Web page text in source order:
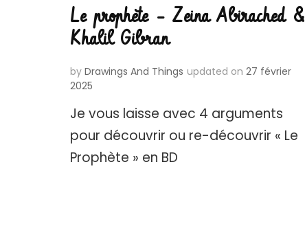
Le prophète – Zeina Abirached &
Khalil Gibran
by Drawings And Things updated on 27 février
2025
Je vous laisse avec 4 arguments
pour découvrir ou re-découvrir « Le
Prophète » en BD